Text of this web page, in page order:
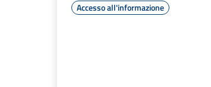
Accesso all'informazione